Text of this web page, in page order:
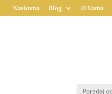
Naslovna Blog O Nama